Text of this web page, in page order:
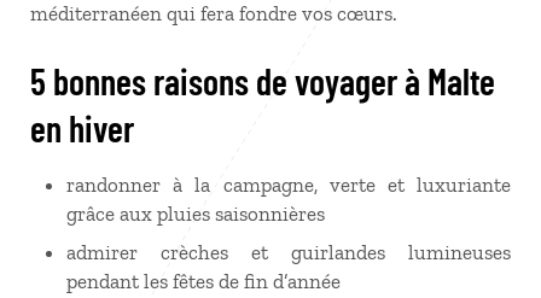
méditerranéen qui fera fondre vos cœurs.
5 bonnes raisons de voyager à Malte
en hiver
randonner à la campagne, verte et luxuriante
grâce aux pluies saisonnières
admirer crèches et guirlandes lumineuses
pendant les fêtes de fin d’année